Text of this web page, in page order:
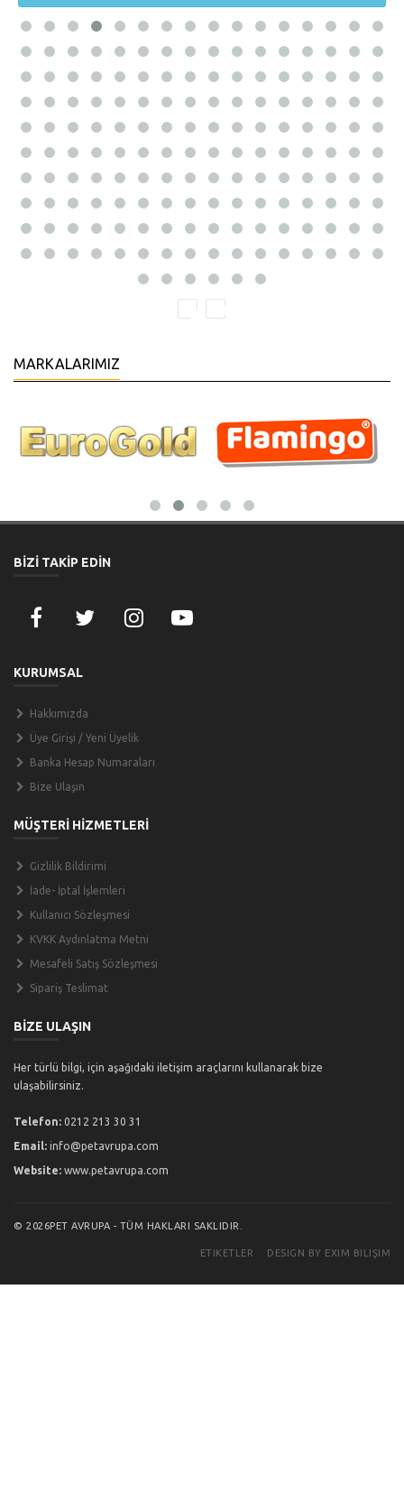
MARKALARIMIZ
BİZİ TAKİP EDİN
KURUMSAL
Hakkımızda
Üye Girişi / Yeni Üyelik
Banka Hesap Numaraları
Bize Ulaşın
MÜŞTERİ HİZMETLERİ
Gizlilik Bildirimi
İade- İptal İşlemleri
Kullanıcı Sözleşmesi
KVKK Aydınlatma Metni
Mesafeli Satış Sözleşmesi
Sipariş Teslimat
BİZE ULAŞIN
Her türlü bilgi, için aşağıdaki iletişim araçlarını kullanarak bize
ulaşabilirsiniz.
Telefon: 0212 213 30 31
Email: info@petavrupa.com
Website: www.petavrupa.com
© 2026PET AVRUPA - TÜM HAKLARI SAKLIDIR.
ETIKETLER DESIGN BY EXIM BILIŞIM